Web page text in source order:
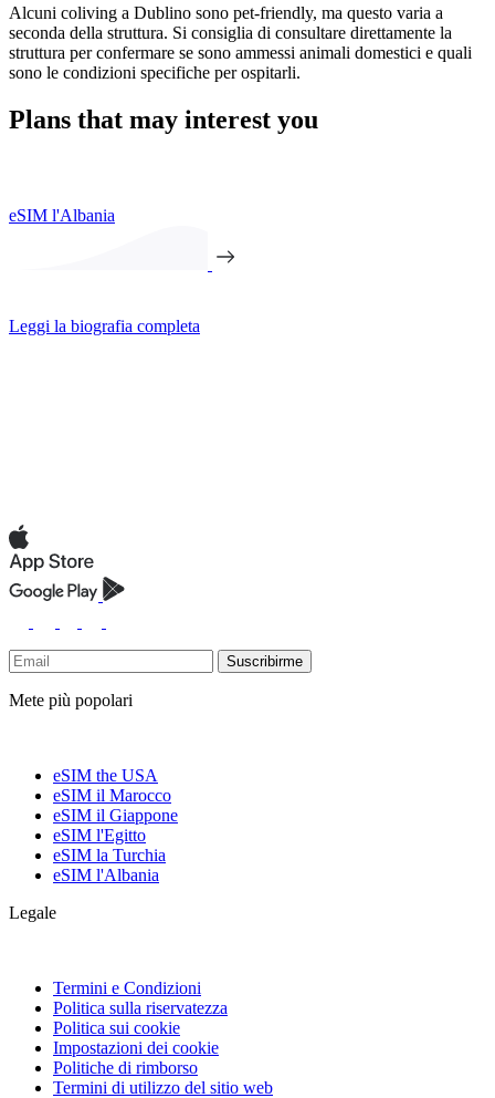
Alcuni coliving a Dublino sono pet-friendly, ma questo varia a
seconda della struttura. Si consiglia di consultare direttamente la
struttura per confermare se sono ammessi animali domestici e quali
sono le condizioni specifiche per ospitarli.
Plans that may interest you
eSIM l'Albania
Leggi la biografia completa
Suscribirme
Mete più popolari
eSIM the USA
eSIM il Marocco
eSIM il Giappone
eSIM l'Egitto
eSIM la Turchia
eSIM l'Albania
Legale
Termini e Condizioni
Politica sulla riservatezza
Politica sui cookie
Impostazioni dei cookie
Politiche di rimborso
Termini di utilizzo del sitio web